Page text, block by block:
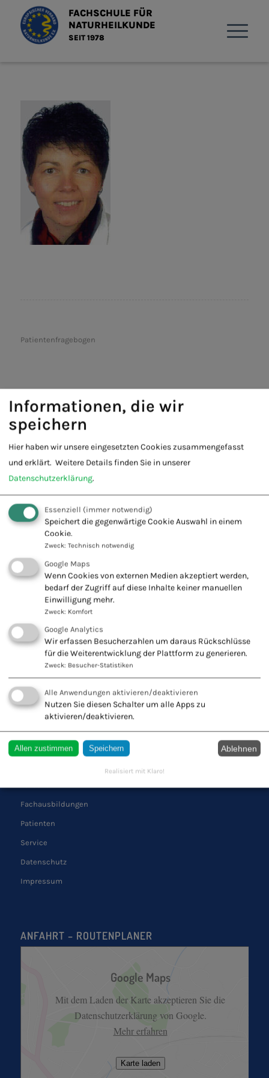
FACHSCHULE FÜR
NATURHEILKUNDE
SEIT 1978
Patientenfragebogen
Fachschule für Naturheilkunde -
Europäischer Verband Naturheilkunde
e.V.
Innovation + Tradition = Zukunft
KONTAKT ZU UNS
Europäischer Verband
Naturheilkunde e.V.
Wiesbadener Str. 67
47138 Duisburg
Tel.: 0203 544250
Fax: 0203 553328
QUICK LINKS
Fachausbildungen
Patienten
Service
Datenschutz
Impressum
ANFAHRT – ROUTENPLANER
Google Maps
Mit dem Laden der Karte akzeptieren Sie die
Datenschutzerklärung von Google.
Mehr erfahren
Karte laden
Informationen, die wir
speichern
Hier haben wir unsere eingesetzten Cookies zusammengefasst
und erklärt. Weitere Details finden Sie in unserer
Datenschutzerklärung.
Essenziell (immer notwendig)
Speichert die gegenwärtige Cookie Auswahl in einem
Cookie.
Zweck: Technisch notwendig
Google Maps
Wenn Cookies von externen Medien akzeptiert werden,
bedarf der Zugriff auf diese Inhalte keiner manuellen
Einwilligung mehr.
Zweck: Komfort
Google Analytics
Wir erfassen Besucherzahlen um daraus Rückschlüsse
für die Weiterentwicklung der Plattform zu generieren.
Zweck: Besucher-Statistiken
Alle Anwendungen aktivieren/deaktivieren
Nutzen Sie diesen Schalter um alle Apps zu
aktivieren/deaktivieren.
Allen zustimmen Speichern Ablehnen
Realisiert mit Klaro!